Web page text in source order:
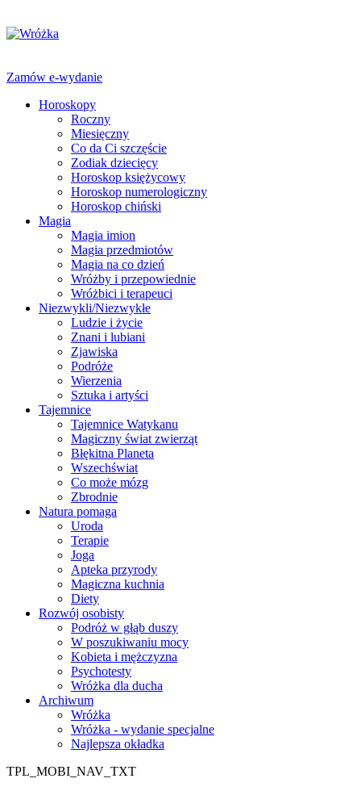
Zamów e-wydanie
Horoskopy
Roczny
Miesięczny
Co da Ci szczęście
Zodiak dziecięcy
Horoskop księżycowy
Horoskop numerologiczny
Horoskop chiński
Magia
Magia imion
Magia przedmiotów
Magia na co dzień
Wróżby i przepowiednie
Wróżbici i terapeuci
Niezwykli/Niezwykłe
Ludzie i życie
Znani i lubiani
Zjawiska
Podróże
Wierzenia
Sztuka i artyści
Tajemnice
Tajemnice Watykanu
Magiczny świat zwierząt
Błękitna Planeta
Wszechświat
Co może mózg
Zbrodnie
Natura pomaga
Uroda
Terapie
Joga
Apteka przyrody
Magiczna kuchnia
Diety
Rozwój osobisty
Podróż w głąb duszy
W poszukiwaniu mocy
Kobieta i mężczyzna
Psychotesty
Wróżka dla ducha
Archiwum
Wróżka
Wróżka - wydanie specjalne
Najlepsza okładka
TPL_MOBI_NAV_TXT